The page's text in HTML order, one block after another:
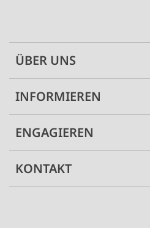
ÜBER UNS
INFORMIEREN
ENGAGIEREN
KONTAKT